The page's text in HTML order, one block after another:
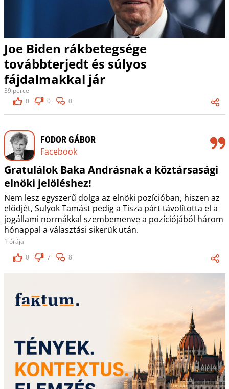
Joe Biden rákbetegsége
továbbterjedt és súlyos
fájdalmakkal jár
39 perce
0
0 0
FODOR GÁBOR
Facebook
Gratulálok Baka Andrásnak a köztársasági
elnöki jelöléshez!
Nem lesz egyszerű dolga az elnöki pozícióban, hiszen az
elődjét, Sulyok Tamást pedig a Tisza párt távolította el a
jogállami normákkal szembemenve a pozíciójából három
hónappal a választási sikerük után.
1 órája
0
7 8